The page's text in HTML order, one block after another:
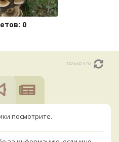
0
только что
посмотрите.